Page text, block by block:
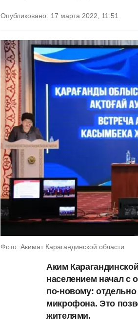
Опубликовано: 17 марта 2022, 11:51
Фото: Акимат Карагандинской области
Аким
населением начал с
по-новому:
микрофона. Это
жителями.